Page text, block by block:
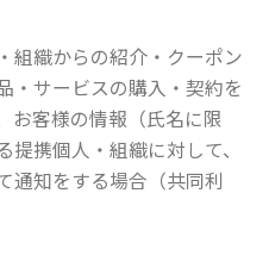
組織からの紹介・クーポン
・サービスの購入・契約を
お客様の情報（氏名に限
提携個人・組織に対して、
通知をする場合（共同利